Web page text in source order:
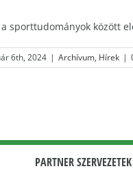
sporttudományok között
6th, 2024 | Archívum, Hírek |
PARTNER SZERVEZETEK